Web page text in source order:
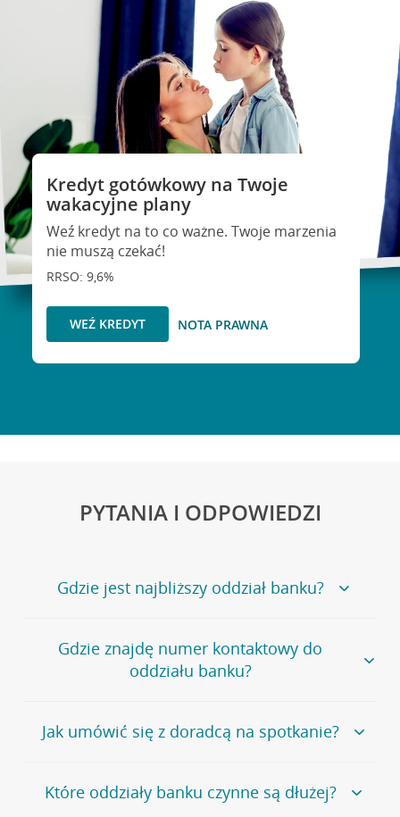
Kredyt gotówkowy na Twoje
wakacyjne plany
Weź kredyt na to co ważne. Twoje marzenia
nie muszą czekać!
RRSO: 9,6%
WEŹ KREDYT NOTA PRAWNA
PYTANIA I ODPOWIEDZI
Gdzie jest najbliższy oddział banku?
Jeśli szukasz oddziału naszego banku, zapraszamy na
stronęPlacówki i bankomaty, na której znajduje się
wygodna wyszukiwarka.
oddziałów
Gdzie znajdę numer kontaktowy do
oddziału banku?
Bank Credit Agricole nie udostępnia ogólnego numeru
telefonu do placówki bankowej.
umówienia się z doradcą w placówce bankowej .
Jak umówić się z doradcą na spotkanie?
Jeśli jesteś już naszym
klientemmożeszsamodzielnieumówić się na spotkanie z
Które oddziały banku czynne są dłużej?